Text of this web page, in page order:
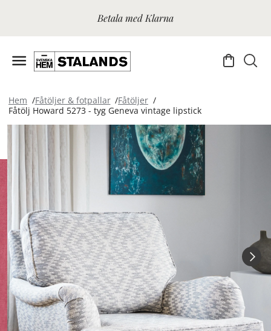
Betala med Klarna
Hem Fåtöljer & fotpallar
Fåtöljer
Fåtölj Howard 5273 - tyg Geneva vintage lipstick